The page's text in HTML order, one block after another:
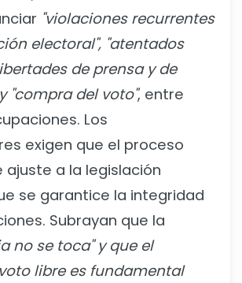
"violaciones recurrentes
electoral", "atentados
de prensa y de
"compra del voto", entre
Los
exigen que el proceso
ajuste a la legislación
se garantice la integridad
Subrayan que la
no se toca" y que el
libre es fundamental